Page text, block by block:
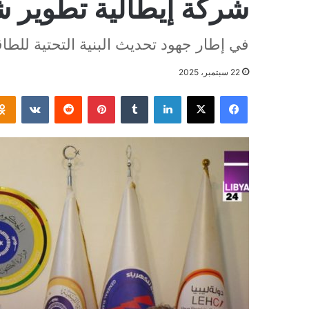
شركة إيطالية تطوير
في إطار جهود تحديث البنية التحتية
22 سبتمبر، 2025
فيسبوك ‫X لينكدإن بينتيريست